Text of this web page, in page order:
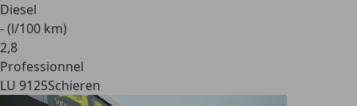
Diesel
- (l/100 km)
2,8
Professionnel
LU 9125Schieren